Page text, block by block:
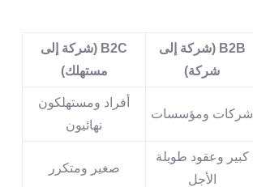
B2B (شركة إلى
شركة)
B2C (شركة إلى
مستهلك)
شركات ومؤسسات
أفراد ومستهلكون
نهائيون
كبير وعقود طويلة
الأجل
صغير ومتكرر